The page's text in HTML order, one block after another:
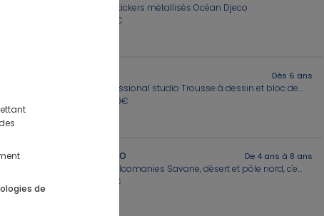
160 stickers métallisés Océan Djeco
4,99€
Dès 6 ans
Professional studio Trousse à dessin et bloc de 35 feuilles Buki
29,99€
De 6 ans à 10 ans DJECO De 4 ans à 8 ans
Décalcomanies Savane, désert et pôle nord, c'est la fête ! Djeco
7,99€
de